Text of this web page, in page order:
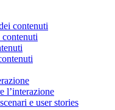
contenuti
l’interazione
e user stories